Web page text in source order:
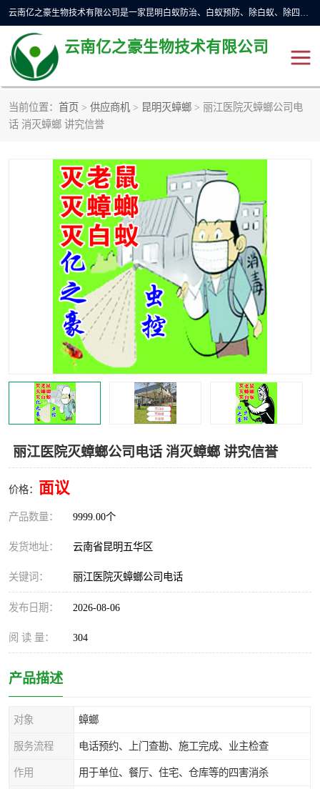
云南亿之豪生物技术有限公司是一家昆明白蚁防治、白蚁预防、除白蚁、除四害、灭蟑螂、消毒等业务的公司，公司致力于诚信经营、科技良好、讲究信誉、造福社会的理念，坚持走技术化、服务统一化,竭诚以优良的施工质量、主动的跟进服务、的管理经验，以诚信取于社会，立足于社会。
云南亿之豪生物技术有限公司
当前位置： 首页 > 供应商机 > 昆明灭蟑螂 > 丽江医院灭蟑螂公司电
话 消灭蟑螂 讲究信誉
丽江医院灭蟑螂公司电话 消灭蟑螂 讲究信誉
价格： 面议
产品数量： 9999.00个
发货地址： 云南省昆明五华区
关键词： 丽江医院灭蟑螂公司电话
发布日期： 2026-08-06
阅 读 量： 304
产品描述
对象 蟑螂
服务流程 电话预约、上门查勘、施工完成、业主检查
作用 用于单位、餐厅、住宅、仓库等的四害消杀
昆明灭鼠
昆明灭蟑螂 昆明杀虫
昆明除四害 昆明消杀公司
昆明消毒公司 昆明灭红火蚁公司
昆明驱蛇公司 昆明除虫除蚁